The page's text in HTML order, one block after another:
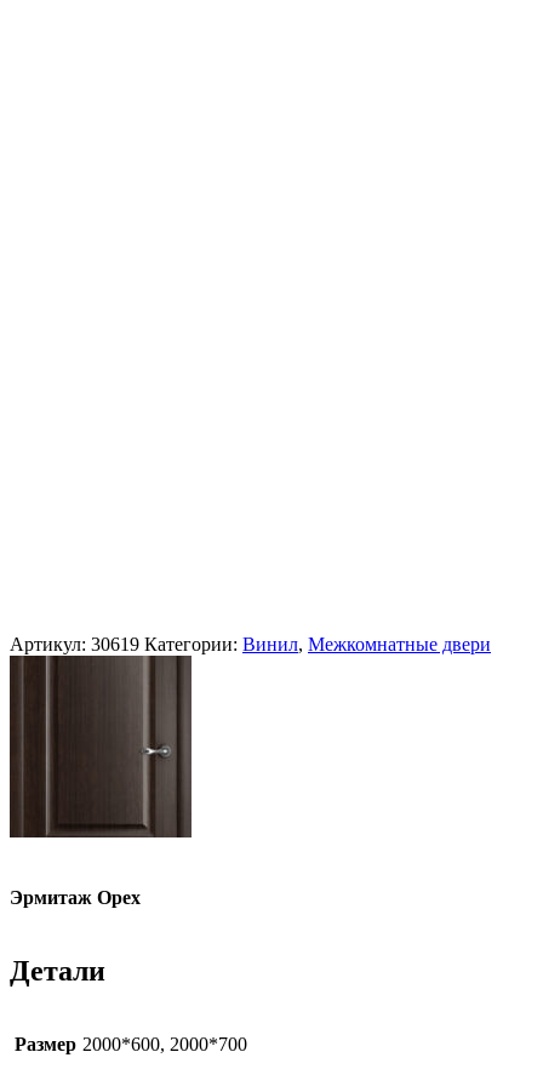
Артикул: 30619 Категории: Винил, Межкомнатные двери
Эрмитаж Орех
Детали
Размер 2000*600, 2000*700